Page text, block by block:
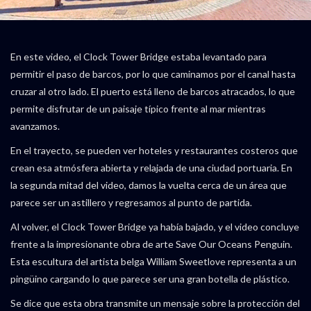
En este video, el Clock Tower Bridge estaba levantado para
permitir el paso de barcos, por lo que caminamos por el canal hasta
cruzar al otro lado. El puerto está lleno de barcos atracados, lo que
permite disfrutar de un paisaje típico frente al mar mientras
avanzamos.
En el trayecto, se pueden ver hoteles y restaurantes costeros que
crean esa atmósfera abierta y relajada de una ciudad portuaria. En
la segunda mitad del video, damos la vuelta cerca de un área que
parece ser un astillero y regresamos al punto de partida.
Al volver, el Clock Tower Bridge ya había bajado, y el video concluye
frente a la impresionante obra de arte Save Our Oceans Penguin.
Esta escultura del artista belga William Sweetlove representa a un
pingüino cargando lo que parece ser una gran botella de plástico.
Se dice que esta obra transmite un mensaje sobre la protección del